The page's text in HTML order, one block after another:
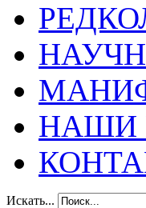
НАШИ
Искать...